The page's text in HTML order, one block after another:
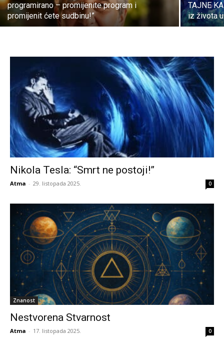
programirano – promijenite program i
promijenit ćete sudbinu!”
TAJNE
iz života
Nikola Tesla: “Smrt ne postoji!”
Atma - 29. listopada 2025. 0
Znanost
Nestvorena Stvarnost
Atma - 17. listopada 2025. 0